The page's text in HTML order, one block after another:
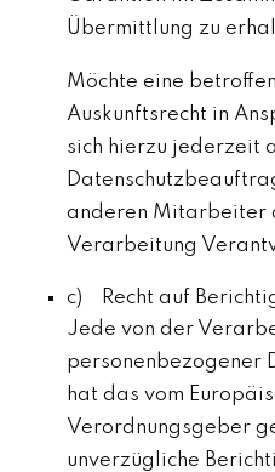
Übermittlung zu
Möchte eine
Auskunftsrecht in
sich hierzu jederzeit
anderen Mitarbeiter
Verarbeitung
c) Recht auf
Jede von der
personenbezogener
hat das vom
Verordnungsgeber
unverzügliche